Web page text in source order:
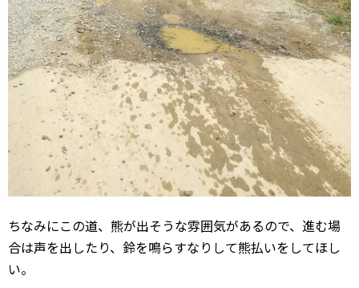
ちなみにこの道、熊が出そうな雰囲気があるので、進む場
合は声を出したり、鈴を鳴らすなりして熊払いをしてほし
い。